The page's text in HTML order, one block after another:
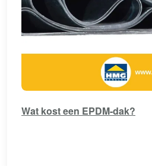
Wat kost een EPDM-dak?